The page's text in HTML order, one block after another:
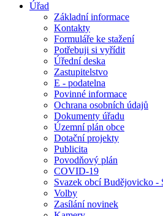
Úřad
Základní informace
Kontakty
Formuláře ke stažení
Potřebuji si vyřídit
Úřední deska
Zastupitelstvo
E - podatelna
Povinné informace
Ochrana osobních údajů
Dokumenty úřadu
Územní plán obce
Dotační projekty
Publicita
Povodňový plán
COVID-19
Svazek obcí Budějovicko -
Volby
Zasílání novinek